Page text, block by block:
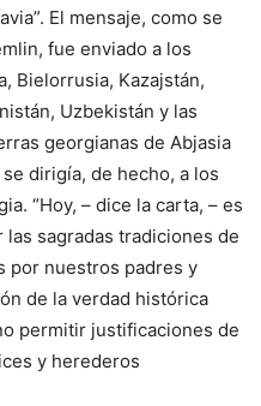
El mensaje, como se
fue enviado a los
Bielorrusia, Kazajstán,
Uzbekistán y las
georgianas de Abjasia
dirigía, de hecho, a los
“Hoy, – dice la carta, – es
sagradas tradiciones de
por nuestros padres y
de la verdad histórica
permitir justificaciones de
y herederos